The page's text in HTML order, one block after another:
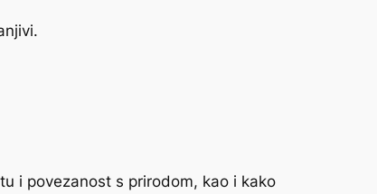
i povezanost s prirodom, kao i kako